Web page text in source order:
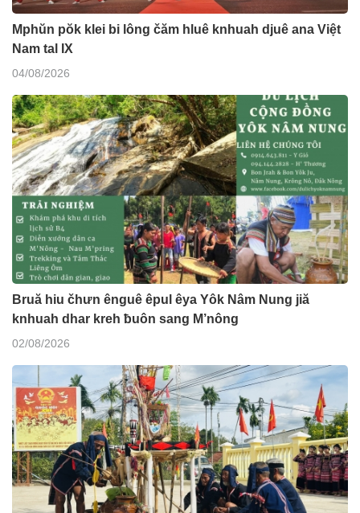
Mphŭn pŏk klei bi lông čăm hluê knhuah djuê ana Việt
Nam tal IX
04/08/2026
Bruă hiu čhưn ênguê êpul êya Yôk Nâm Nung jiă
knhuah dhar kreh ƀuôn sang M’nông
02/08/2026